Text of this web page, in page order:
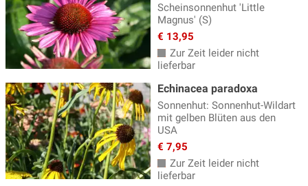
Staudenhibiskus(13)
Sterndolde(8)
Stockrosen (11)
Storchschnabel
Sumpfdotterblume - Caltha (3)
Taglilien(38)
Thymian - Thymus
Tränendes Herz - Dicentra
Scheinsonnenhut 'Little
Magnus' (S)
€ 13,95
Zur Zeit leider nicht
lieferbar
Echinacea paradoxa
Sonnenhut: Sonnenhut-Wildart
mit gelben Blüten aus den
USA
€ 7,95
Zur Zeit leider nicht
lieferbar